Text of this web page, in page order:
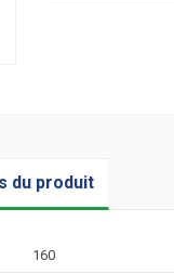
du produit
160